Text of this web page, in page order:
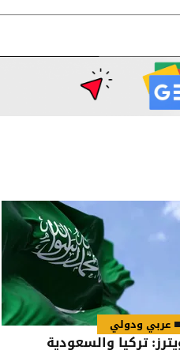
عربي ودولي
تركيا والسعودية